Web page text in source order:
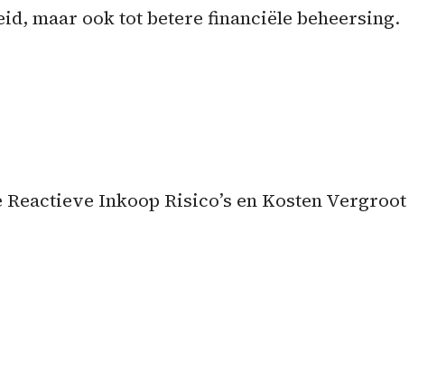
maar ook tot betere financiële beheersing.